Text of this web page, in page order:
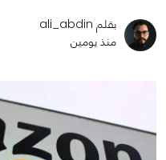
بقلم ali_abdin
منذ يومين